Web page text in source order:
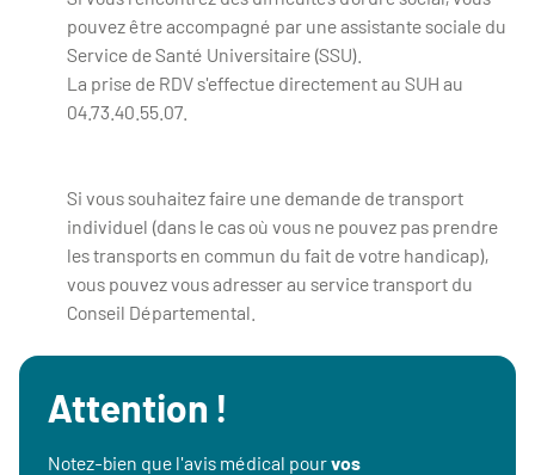
pouvez être accompagné par une assistante sociale du
Service de Santé Universitaire (SSU).
La prise de RDV s'effectue directement au SUH au
04.73.40.55.07.
Si vous souhaitez faire une demande de transport
individuel (dans le cas où vous ne pouvez pas prendre
les transports en commun du fait de votre handicap),
vous pouvez vous adresser au service transport du
Conseil Départemental.
Attention !
Notez-bien que l'avis médical pourvos